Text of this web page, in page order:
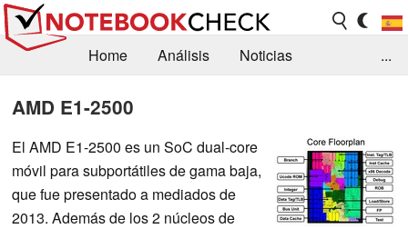
Home Análisis
Noticias
Contacto
...
AMD E1-2500
El AMD E1-2500 es un SoC dual-core
móvil para subportátiles de gama baja,
que fue presentado a mediados de
2013. Además de los 2 núcleos de